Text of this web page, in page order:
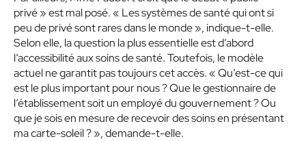
privé » est mal posé. « Les systèmes de santé qui ont si
peu de privé sont rares dans le monde », indique-t-elle.
Selon elle, la question la plus essentielle est d’abord
l’accessibilité aux soins de santé. Toutefois, le modèle
actuel ne garantit pas toujours cet accès. « Qu’est-ce qui
est le plus important pour nous ? Que le gestionnaire de
l’établissement soit un employé du gouvernement ? Ou
que je sois en mesure de recevoir des soins en présentant
ma carte-soleil ? », demande-t-elle.